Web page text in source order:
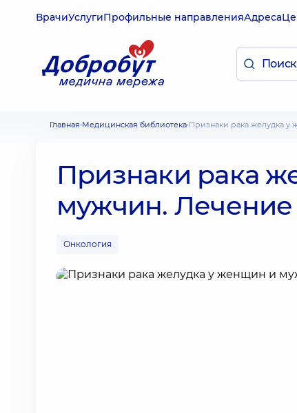
ВрачиУслугиПрофильные направленияАдреса
Главная Медицинская библиотека Признаки рака желудка
Признаки рака
мужчин. Лечение
Онкология